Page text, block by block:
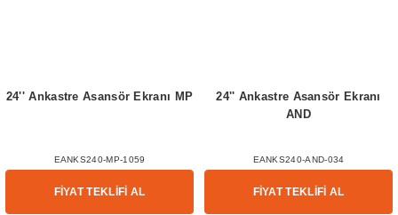
24'' Ankastre Asansör Ekranı MP
EANKS240-MP-1059
FİYAT TEKLİFİ AL
24'' Ankastre Asansör Ekranı
AND
EANKS240-AND-034
FİYAT TEKLİFİ AL